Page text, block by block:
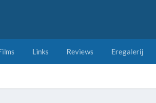
Links Reviews Eregalerij